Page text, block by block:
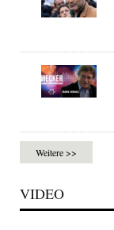
Weitere >>
VIDEO